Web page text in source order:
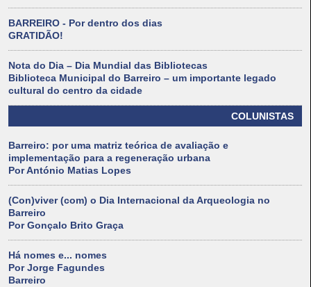
BARREIRO - Por dentro dos dias
GRATIDÃO!
Nota do Dia – Dia Mundial das Bibliotecas
Biblioteca Municipal do Barreiro – um importante legado
cultural do centro da cidade
COLUNISTAS
Barreiro: por uma matriz teórica de avaliação e
implementação para a regeneração urbana
Por António Matias Lopes
(Con)viver (com) o Dia Internacional da Arqueologia no
Barreiro
Por Gonçalo Brito Graça
Há nomes e... nomes
Por Jorge Fagundes
Barreiro